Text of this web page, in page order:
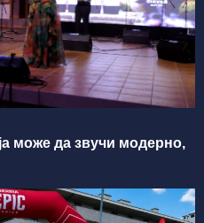
може да звучи модерно,